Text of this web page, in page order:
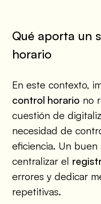
Qué aporta un
horario
En este contexto,
control horario no
cuestión de
necesidad de
eficiencia. Un
centralizar el
errores y dedicar
repetitivas.